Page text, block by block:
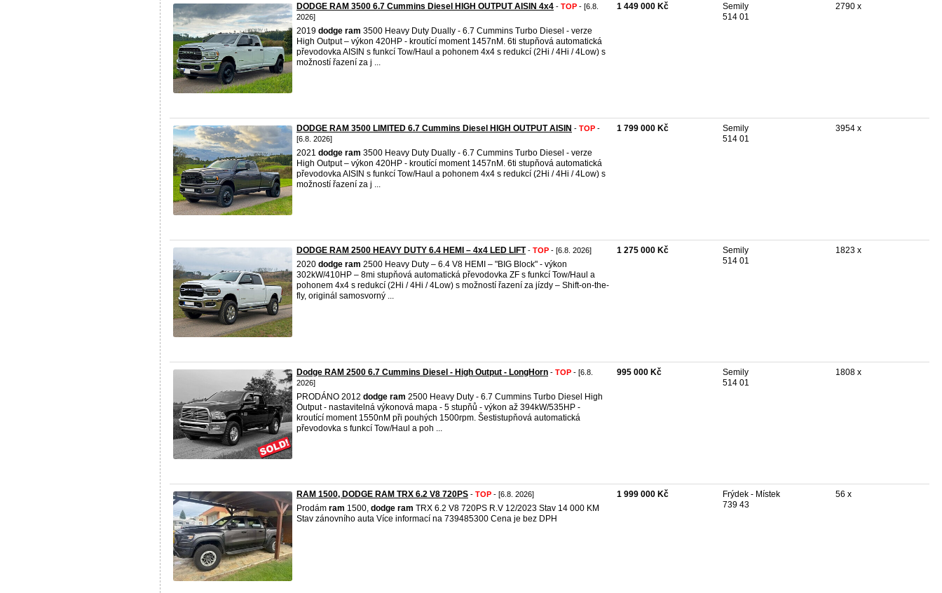
DODGE RAM 3500 6.7 Cummins Diesel HIGH OUTPUT AISIN 4x4 - TOP - [6.8.
2026]
2019 dodge ram 3500 Heavy Duty Dually - 6.7 Cummins Turbo Diesel - verze
High Output – výkon 420HP - kroutící moment 1457nM. 6ti stupňová automatická
převodovka AISIN s funkcí Tow/Haul a pohonem 4x4 s redukcí (2Hi / 4Hi / 4Low) s
možností řazení za j ...
1 449 000 Kč
Semily
514 01
2790 x
DODGE RAM 3500 LIMITED 6.7 Cummins Diesel HIGH OUTPUT AISIN - TOP -
[6.8. 2026]
2021 dodge ram 3500 Heavy Duty Dually - 6.7 Cummins Turbo Diesel - verze
High Output – výkon 420HP - kroutící moment 1457nM. 6ti stupňová automatická
převodovka AISIN s funkcí Tow/Haul a pohonem 4x4 s redukcí (2Hi / 4Hi / 4Low) s
možností řazení za j ...
1 799 000 Kč
Semily
514 01
3954 x
DODGE RAM 2500 HEAVY DUTY 6.4 HEMI – 4x4 LED LIFT- TOP - [6.8. 2026]
2020 dodge ram 2500 Heavy Duty – 6.4 V8 HEMI – "BIG Block" - výkon
302kW/410HP – 8mi stupňová automatická převodovka ZF s funkcí Tow/Haul a
pohonem 4x4 s redukcí (2Hi / 4Hi / 4Low) s možností řazení za jízdy – Shift-on-the-
fly, originál samosvorný ...
1 275 000 Kč
Semily
514 01
1823 x
Dodge RAM 2500 6.7 Cummins Diesel - High Output - LongHorn - TOP - [6.8.
2026]
PRODÁNO 2012 dodge ram 2500 Heavy Duty - 6.7 Cummins Turbo Diesel High
Output - nastavitelná výkonová mapa - 5 stupňů - výkon až 394kW/535HP -
kroutící moment 1550nM při pouhých 1500rpm. Šestistupňová automatická
převodovka s funkcí Tow/Haul a poh ...
995 000 Kč
Semily
514 01
1808 x
RAM 1500, DODGE RAM TRX 6.2 V8 720PS - TOP - [6.8. 2026]
Prodám ram 1500, dodge ram TRX 6.2 V8 720PS R.V 12/2023 Stav 14 000 KM
Stav zánovního auta Více informací na 739485300 Cena je bez DPH
1 999 000 Kč
Frýdek - Místek
739 43
56 x